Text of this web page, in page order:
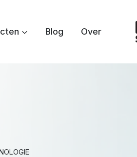
Blog Over